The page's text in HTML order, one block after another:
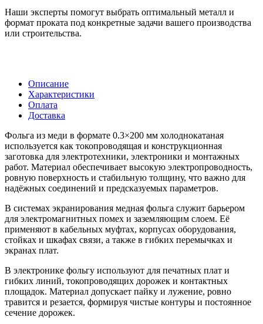
Наши эксперты помогут выбрать оптимальный металл и
формат проката под конкретные задачи вашего производства
или строительства.
Описание
Характеристики
Оплата
Доставка
Фольга из меди в формате 0.3×200 мм холоднокатаная
используется как токопроводящая и конструкционная
заготовка для электротехники, электроники и монтажных
работ. Материал обеспечивает высокую электропроводность,
ровную поверхность и стабильную толщину, что важно для
надёжных соединений и предсказуемых параметров.
В системах экранирования медная фольга служит барьером
для электромагнитных помех и заземляющим слоем. Её
применяют в кабельных муфтах, корпусах оборудования,
стойках и шкафах связи, а также в гибких перемычках и
экранах плат.
В электронике фольгу используют для печатных плат и
гибких линий, токопроводящих дорожек и контактных
площадок. Материал допускает пайку и лужение, ровно
травится и резается, формируя чистые контуры и постоянное
сечение дорожек.